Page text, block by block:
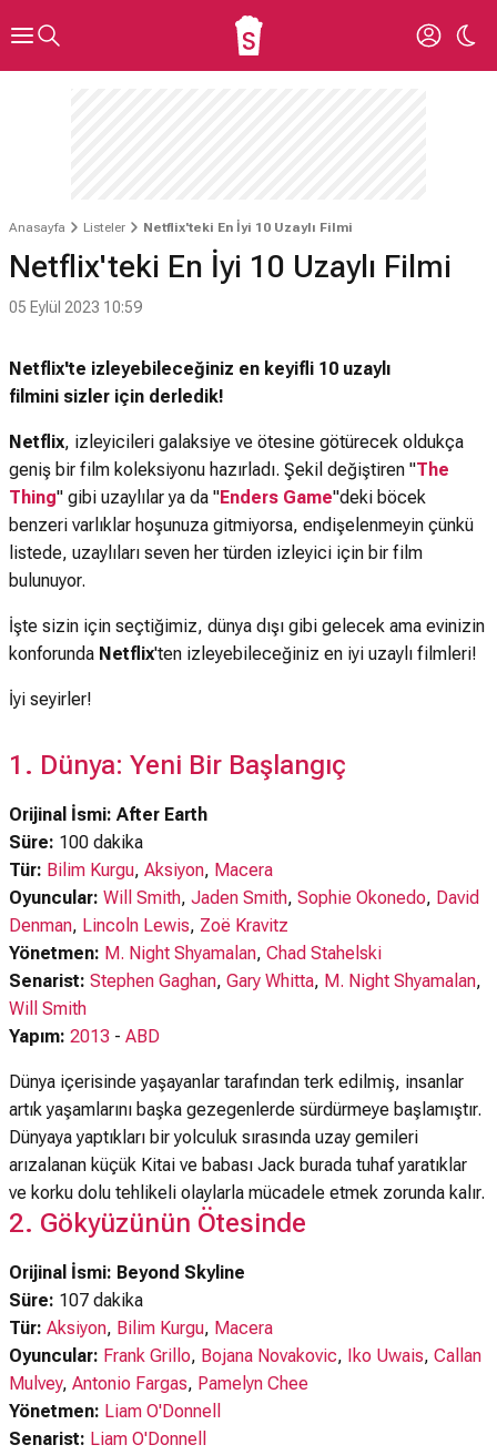
Anasayfa Listeler Netflix'teki En İyi 10 Uzaylı Filmi
Netflix'teki En İyi 10 Uzaylı Filmi
05 Eylül 2023 10:59
Netflix'te izleyebileceğiniz en keyifli 10 uzaylı
filmini sizler için derledik!
Netflix, izleyicileri galaksiye ve ötesine götürecek oldukça
geniş bir film koleksiyonu hazırladı. Şekil değiştiren "The
Thing" gibi uzaylılar ya da "Enders Game"deki böcek
benzeri varlıklar hoşunuza gitmiyorsa, endişelenmeyin çünkü
listede, uzaylıları seven her türden izleyici için bir film
bulunuyor.
İşte sizin için seçtiğimiz, dünya dışı gibi gelecek ama evinizin
konforunda Netflix'ten izleyebileceğiniz en iyi uzaylı filmleri!
İyi seyirler!
1. Dünya: Yeni Bir Başlangıç
Orijinal İsmi: After Earth
Süre: 100 dakika
Tür: Bilim Kurgu, Aksiyon, Macera
Oyuncular: Will Smith, Jaden Smith, Sophie Okonedo, David
Denman, Lincoln Lewis, Zoë Kravitz
Yönetmen: M. Night Shyamalan, Chad Stahelski
Senarist: Stephen Gaghan, Gary Whitta, M. Night Shyamalan,
Will Smith
Yapım: 2013 - ABD
Dünya içerisinde yaşayanlar tarafından terk edilmiş, insanlar
artık yaşamlarını başka gezegenlerde sürdürmeye başlamıştır.
Dünyaya yaptıkları bir yolculuk sırasında uzay gemileri
arızalanan küçük Kitai ve babası Jack burada tuhaf yaratıklar
ve korku dolu tehlikeli olaylarla mücadele etmek zorunda kalır.
2. Gökyüzünün Ötesinde
Orijinal İsmi: Beyond Skyline
Süre: 107 dakika
Tür: Aksiyon, Bilim Kurgu, Macera
Oyuncular: Frank Grillo, Bojana Novakovic, Iko Uwais, Callan
Mulvey, Antonio Fargas, Pamelyn Chee
Yönetmen: Liam O'Donnell
Senarist: Liam O'Donnell